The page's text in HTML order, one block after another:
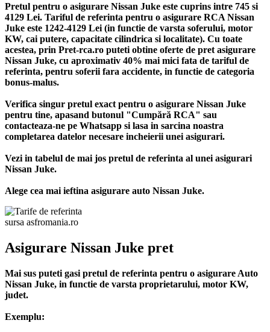
Pretul pentru o asigurare Nissan Juke este cuprins intre 745 si
4129 Lei. Tariful de referinta pentru o asigurare RCA Nissan
Juke este 1242-4129 Lei (in functie de varsta soferului, motor
KW, cai putere, capacitate cilindrica si localitate). Cu toate
acestea, prin Pret-rca.ro puteti obtine oferte de pret asigurare
Nissan Juke, cu aproximativ 40% mai mici fata de tariful de
referinta, pentru soferii fara accidente, in functie de categoria
bonus-malus.
Verifica singur pretul exact pentru o asigurare Nissan Juke
pentru tine, apasand butonul "Cumpără RCA" sau
contacteaza-ne pe Whatsapp si lasa in sarcina noastra
completarea datelor necesare incheierii unei asigurari.
Vezi in tabelul de mai jos pretul de referinta al unei asigurari
Nissan Juke.
Alege cea mai ieftina asigurare auto Nissan Juke.
sursa asfromania.ro
Asigurare Nissan Juke pret
Mai sus puteti gasi pretul de referinta pentru o asigurare Auto
Nissan Juke, in functie de varsta proprietarului, motor KW,
judet.
Exemplu: